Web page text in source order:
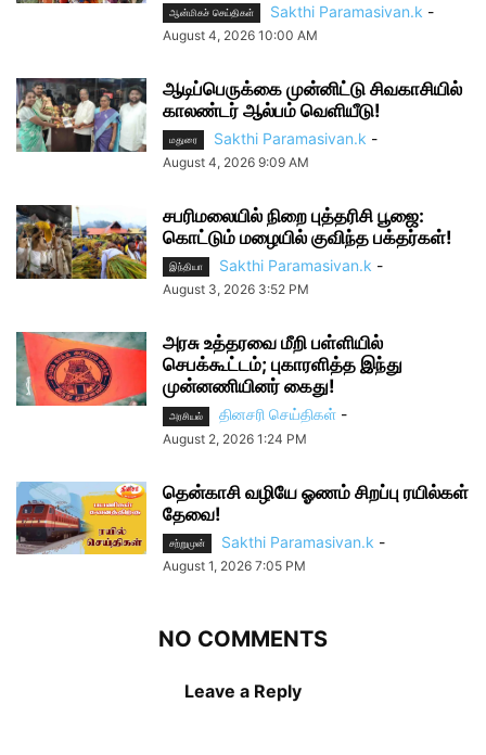
ஆன்மிகச் செய்திகள் Sakthi Paramasivan.k -
August 4, 2026 10:00 AM
ஆடிப்பெருக்கை முன்னிட்டு சிவகாசியில்
காலண்டர் ஆல்பம் வெளியீடு!
மதுரை Sakthi Paramasivan.k -
August 4, 2026 9:09 AM
சபரிமலையில் நிறை புத்தரிசி பூஜை:
கொட்டும் மழையில் குவிந்த பக்தர்கள்!
இந்தியா Sakthi Paramasivan.k -
August 3, 2026 3:52 PM
அரசு உத்தரவை மீறி பள்ளியில்
செபக்கூட்டம்; புகாரளித்த இந்து
முன்னணியினர் கைது!
அரசியல் தினசரி செய்திகள் -
August 2, 2026 1:24 PM
தென்காசி வழியே ஓணம் சிறப்பு ரயில்கள்
தேவை!
சற்றுமுன் Sakthi Paramasivan.k -
August 1, 2026 7:05 PM
NO COMMENTS
Leave a Reply